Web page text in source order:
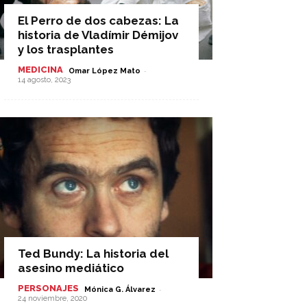
El Perro de dos cabezas: La
historia de Vladímir Démijov
y los trasplantes
MEDICINA Omar López Mato -
14 agosto, 2023
Ted Bundy: La historia del
asesino mediático
PERSONAJES Mónica G. Álvarez -
24 noviembre, 2020